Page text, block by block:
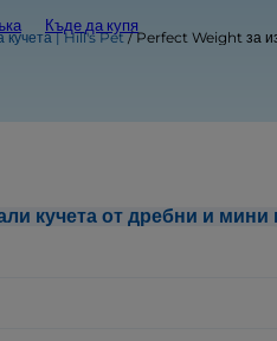
Къде да купя
кучета | Hill's Pet Perfect Weight за
кучета от дребни и мини